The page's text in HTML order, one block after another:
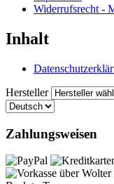
Widerrufsrecht -
Inhalt
Hersteller
Zahlungsweisen